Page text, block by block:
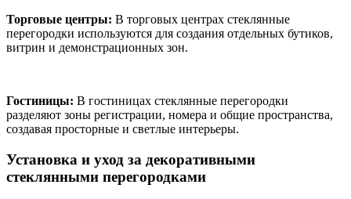
Торговые центры: В торговых центрах стеклянные
перегородки используются для создания отдельных бутиков,
витрин и демонстрационных зон.
Гостиницы: В гостиницах стеклянные перегородки
разделяют зоны регистрации, номера и общие пространства,
создавая просторные и светлые интерьеры.
Установка и уход за декоративными
стеклянными перегородками